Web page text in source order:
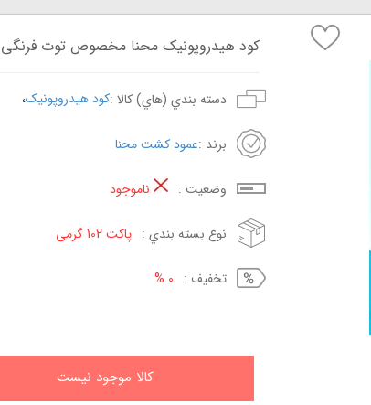
کود هیدروپونیک محنا مخصوص توت فرنگی بسته
دسته بندي (هاي) کالا :کود هیدروپونیک،
برند :عمود کشت محنا
وضعيت : ناموجود
نوع بسته بندي : پاکت 102 گرمی
تخفيف : 0 %
کالا موجود نيست